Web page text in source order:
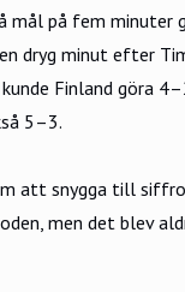
mål på fem
dryg minut efter
Finland göra
5–3.
att snygga till
men det blev